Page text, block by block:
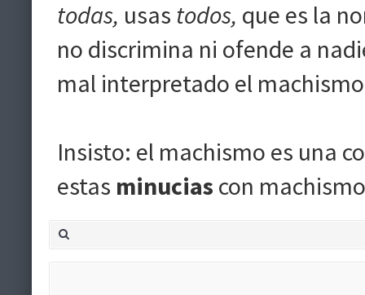
todas, usas todos, que es la
no discrimina ni ofende a
mal interpretado el
Insisto: el machismo es una
estas minucias con